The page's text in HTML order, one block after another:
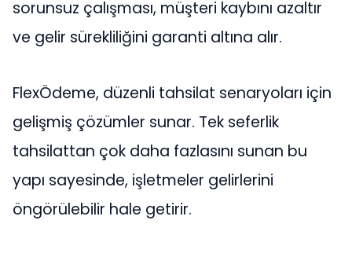
sorunsuz çalışması, müşteri kaybını azaltır
ve gelir sürekliliğini garanti altına alır.
FlexÖdeme, düzenli tahsilat senaryoları için
gelişmiş çözümler sunar. Tek seferlik
tahsilattan çok daha fazlasını sunan bu
yapı sayesinde, işletmeler gelirlerini
öngörülebilir hale getirir.